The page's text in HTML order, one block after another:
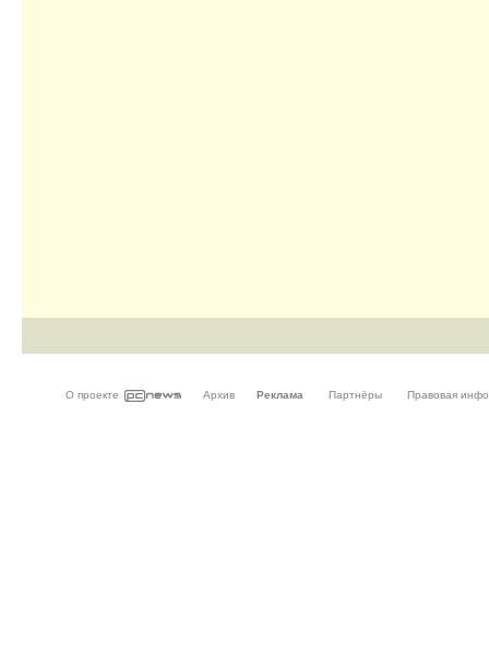
О проекте Архив Реклама Партнёры Правовая